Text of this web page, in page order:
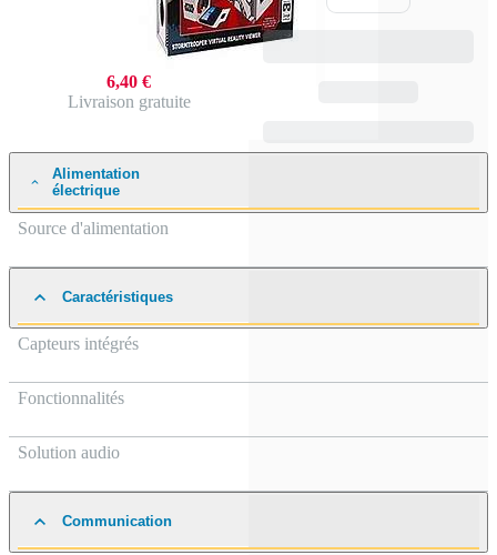
6,40 €
Livraison gratuite
Alimentation
électrique
Source d'alimentation
Caractéristiques
Capteurs intégrés
Fonctionnalités
Solution audio
Communication